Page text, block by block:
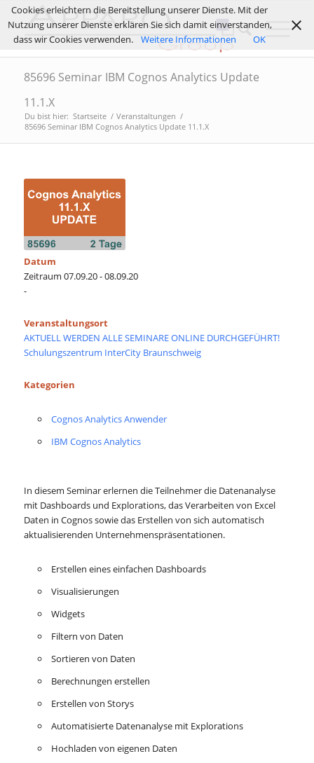
85696 Seminar IBM Cognos Analytics Update
11.1.X
Du bist hier: Startseite / Veranstaltungen /
85696 Seminar IBM Cognos Analytics Update 11.1.X
Datum
Zeitraum 07.09.20 - 08.09.20
-
Veranstaltungsort
AKTUELL WERDEN ALLE SEMINARE ONLINE DURCHGEFÜHRT!
Schulungszentrum InterCity Braunschweig
Kategorien
Cognos Analytics Anwender
IBM Cognos Analytics
In diesem Seminar erlernen die Teilnehmer die Datenanalyse
mit Dashboards und Explorations, das Verarbeiten von Excel
Daten in Cognos sowie das Erstellen von sich automatisch
aktualisierenden Unternehmenspräsentationen.
Erstellen eines einfachen Dashboards
Visualisierungen
Widgets
Filtern von Daten
Sortieren von Daten
Berechnungen erstellen
Erstellen von Storys
Automatisierte Datenanalyse mit Explorations
Hochladen von eigenen Daten
Cookies erleichtern die Bereitstellung unserer Dienste. Mit der
Nutzung unserer Dienste erklären Sie sich damit einverstanden,
dass wir Cookies verwenden.
Weitere Informationen OK